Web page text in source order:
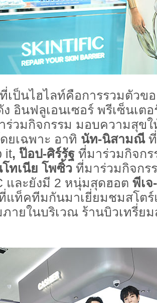
เป็นไฮไลท์คือการรวมตัวข
ง อินฟลูเอนเซอร์ พรีเซ็นเต
ร่วมกิจกรรม มอบความสุข
ยเฉพาะ อาทิ นัท-นิสามณีที่
it, ป๊อป-ศิร์รัฐ ที่มาร่วมกิจก
ทเนีย โพซิ้ว ที่มาร่วมกิจกร
และยังมี 2 หนุ่มสุดฮอต พีเจ
แท็คทีมกันมาเยี่ยมชมสโตร์
ายในบริเวณ ร้านบิวเทรี่ย